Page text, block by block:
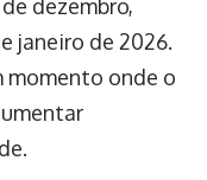
dezembro,
janeiro de 2026.
momento onde o